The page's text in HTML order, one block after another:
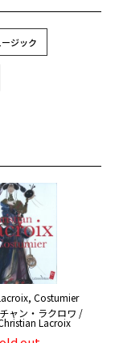
ジック
Costumier
ャン・ラクロワ /
Lacroix